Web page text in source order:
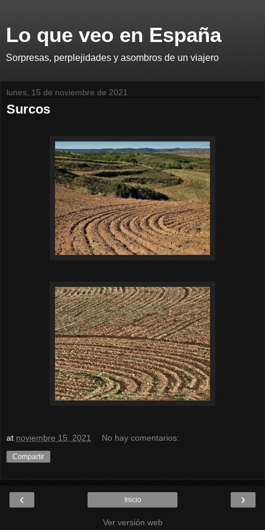
Lo que veo en España
Sorpresas, perplejidades y asombros de un viajero
lunes, 15 de noviembre de 2021
Surcos
at noviembre 15, 2021 No hay comentarios:
Compartir
‹ ›
Inicio
Ver versión web